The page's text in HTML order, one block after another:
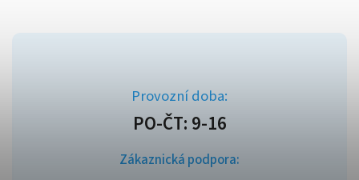
Zákaznická podpora: